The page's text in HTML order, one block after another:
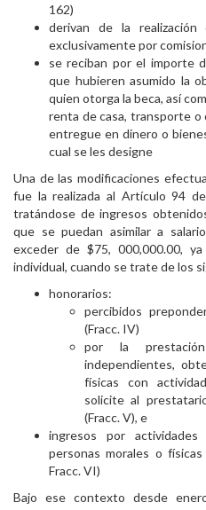
162)
derivan de la realización
exclusivamente por
se reciban por el importe
que hubieren asumido la
quien otorga la beca, así
renta de casa, transporte
entregue en dinero o
cual se les designe
Una de las modificaciones
fue la realizada al Artículo 94
tratándose de ingresos
que se puedan asimilar a
exceder de $75, 000,000.00,
individual, cuando se trate de los
honorarios:
percibidos
(Fracc. IV)
por la
independientes,
físicas con
solicite al
(Fracc. V), e
ingresos por actividades
personas morales o
Fracc. VI)
Bajo ese contexto desde